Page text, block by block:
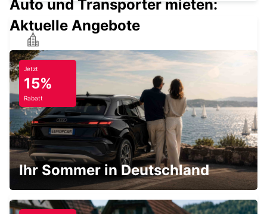
SAINT-OMER
BLENDECQUES - FRANCE
LILLE FLUGHAFEN
LESQUIN - FRANCE
Auto und Transporter mieten:
Aktuelle Angebote
Jetzt
15%
Rabatt
Ihr Sommer in Deutschland